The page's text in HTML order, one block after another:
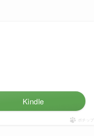
Kindle
ポチップ